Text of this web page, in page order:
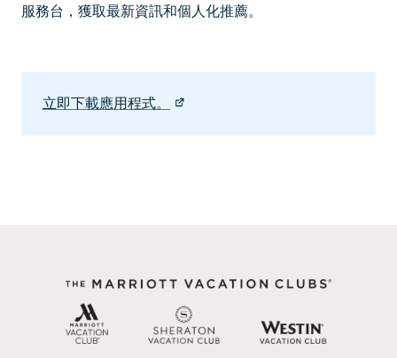
服務台，獲取最新資訊和個人化推薦。
立即下載應用程式。